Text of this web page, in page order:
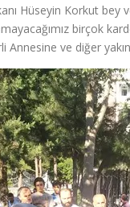
Hüseyin Korkut
birçok
Annesine ve diğer